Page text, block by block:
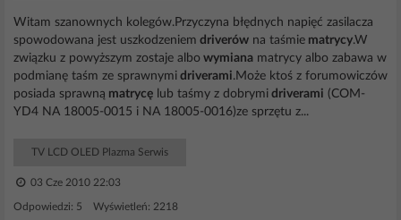
Witam szanownych kolegów.Przyczyna błędnych napięć zasilacza
spowodowana jest uszkodzeniem driverów na taśmie matrycy.W
związku z powyższym zostaje albo wymiana matrycy albo zabawa w
podmianę taśm ze sprawnymi driverami.Może ktoś z forumowiczów
posiada sprawną matrycę lub taśmy z dobrymi driverami (COM-
YD4 NA 18005-0015 i NA 18005-0016)ze sprzętu z...
TV LCD OLED Plazma Serwis
03 Cze 2010 22:03
Odpowiedzi: 5 Wyświetleń: 2218